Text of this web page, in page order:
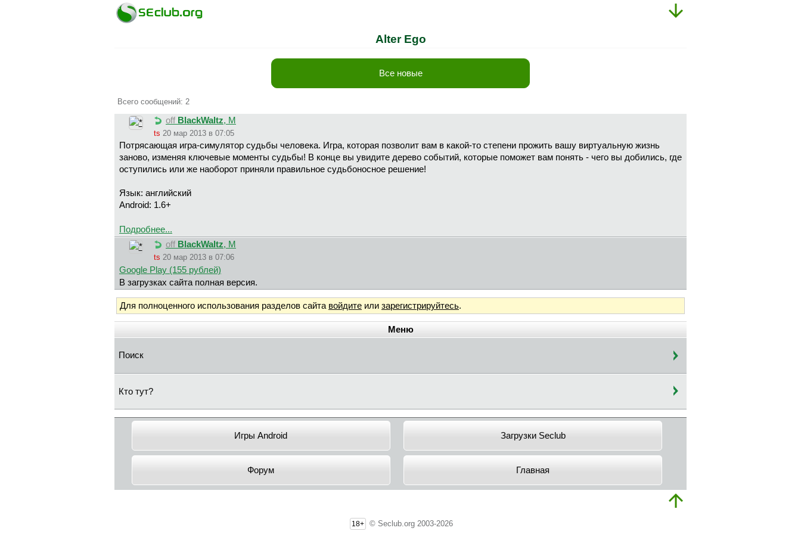
Alter Ego
Все новые
Всего сообщений: 2
off BlackWaltz, М
ts 20 мар 2013 в 07:05
Потрясающая игра-симулятор судьбы человека. Игра, которая позволит вам в какой-то степени прожить вашу виртуальную жизнь
заново, изменяя ключевые моменты судьбы! В конце вы увидите дерево событий, которые поможет вам понять - чего вы добились, где
оступились или же наоборот приняли правильное судьбоносное решение!
Язык: английский
Android: 1.6+
Подробнее...
off BlackWaltz, М
ts 20 мар 2013 в 07:06
Google Play (155 рублей)
В загрузках сайта полная версия.
Для полноценного использования разделов сайта войдите или зарегистрируйтесь.
Меню
Поиск
Кто тут?
Игры Android Загрузки Seclub
Форум Главная
18+ © Seclub.org 2003-2026